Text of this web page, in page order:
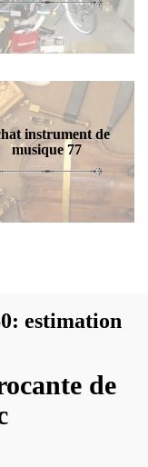
instrument de
musique 77
estimation
de